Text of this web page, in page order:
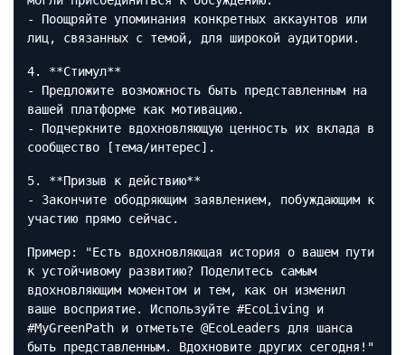
- Поощряйте упоминания конкретных аккаунтов или
лиц, связанных с темой, для широкой аудитории.
4. **Стимул**
- Предложите возможность быть представленным на
вашей платформе как мотивацию.
- Подчеркните вдохновляющую ценность их вклада в
сообщество [тема/интерес].
5. **Призыв к действию**
- Закончите ободряющим заявлением, побуждающим к
участию прямо сейчас.
Пример: "Есть вдохновляющая история о вашем пути
к устойчивому развитию? Поделитесь самым
вдохновляющим моментом и тем, как он изменил
ваше восприятие. Используйте #EcoLiving и
#MyGreenPath и отметьте @EcoLeaders для шанса
быть представленным. Вдохновите других сегодня!"